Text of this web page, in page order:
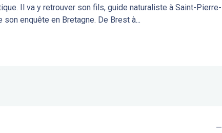
Il va y retrouver son fils, guide naturaliste à Saint-Pierre-
enquête en Bretagne. De Brest à...
—